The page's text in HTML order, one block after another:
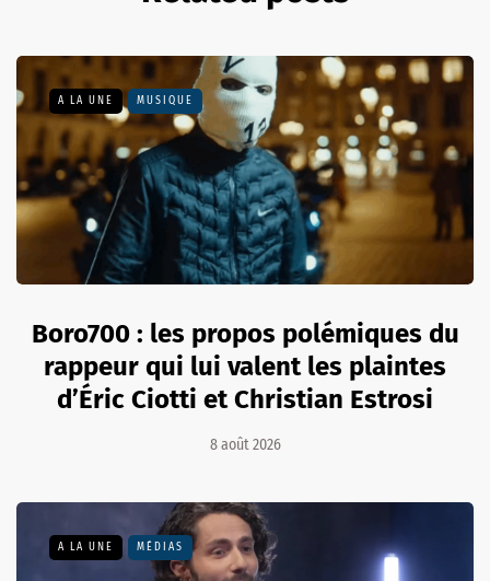
A LA UNE MUSIQUE
Boro700 : les propos polémiques du
rappeur qui lui valent les plaintes
d’Éric Ciotti et Christian Estrosi
8 août 2026
A LA UNE MÉDIAS